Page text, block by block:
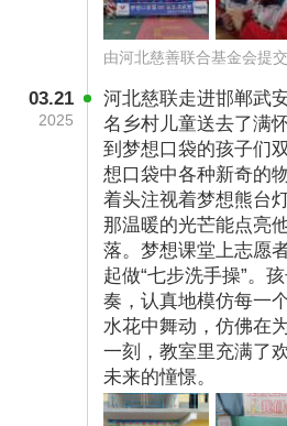
2、预算审核说明：河北慈
基金会预算采购标准及采购
预算进行审核，确认符合基
及采购规范，如有疑问，可
0311—69039212 邮箱
执行计划
“梦想口袋”，不仅仅是为乡
扶，更多的是让他们感受到
阶段，我们依托各地民政、
地工作站实地走访，认真收
经过项目组严格筛选与复核
扶都精准、到位，将满载着
由河北慈善联合基金会提交
03.21
2025
河北慈联走进邯郸武
名乡村儿童送去了满
到梦想口袋的孩子们
想口袋中各种新奇的
着头注视着梦想熊台
那温暖的光芒能点亮
落。梦想课堂上志愿
起做“七步洗手操”。
奏，认真地模仿每一
水花中舞动，仿佛在
一刻，教室里充满了
未来的憧憬。